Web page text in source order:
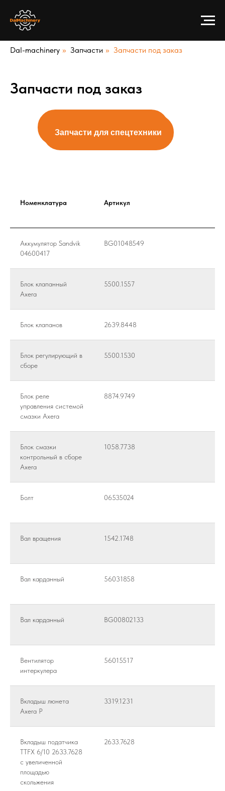
Dal-machinery » Запчасти » Запчасти под заказ
Запчасти под заказ
Ассортимент запчастей
Запчасти для спецтехники
Номенклатура Артикул
Аккумулятор Sandvik
04600417
BG01048549
Блок клапанный
Axera
5500.1557
Блок клапанов 2639.8448
Блок регулирующий в
сборе
5500.1530
Блок реле
управления системой
смазки Axera
8874.9749
Блок смазки
контрольный в сборе
Axera
1058.7738
Болт 06535024
Вал вращения 1542.1748
Вал карданный 56031858
Вал карданный BG00802133
Вентилятор
интеркулера
56015517
Вкладыш люнета
Axera Р
3319.1231
Вкладыш податчика
TTFХ 6/10 2633.7628
с увеличенной
площадью
скольжения
2633.7628